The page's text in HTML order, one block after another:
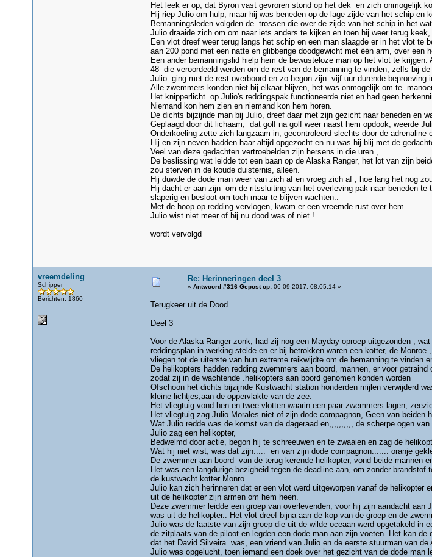
Het leek er op, dat Byron vast gevroren stond op het dek en zich onmogelijk
Hij riep Julio om hulp, maar hij was beneden op de lage zijde van het schip
Bemanningsleden volgden de trossen die over de zijde van het schip in het
Julio draaide zich om om naar iets anders te kijken en toen hij weer terug
Een vlot dreef weer terug langs het schip en een man slaagde er in het vlot te
aan 200 pond met een natte en glibberige doodgewicht met één arm, over een
Een ander bemanningslid hielp hem de bewusteloze man op het vlot te
48 die veroordeeld werden om de rest van de bemanning te vinden, zelfs bij
Julio ging met de rest overboord en zo begon zijn vijf uur durende
Alle zwemmers konden niet bij elkaar blijven, het was onmogelijk om te
Het knipperlicht op Julio's reddingspak functioneerde niet en had geen
Niemand kon hem zien en niemand kon hem horen.
De dichts bijzijnde man bij Julio, dreef daar met zijn gezicht naar beneden en
Geplaagd door dit lichaam, dat golf na golf weer naast hem opdook, weerde
Onderkoeling zette zich langzaam in, gecontroleerd slechts door de
Hij en zijn neven hadden haar altijd opgezocht en nu was hij blij met de
Veel van deze gedachten vertroebelden zijn hersens in die uren.,
De beslissing wat leidde tot een baan op de Alaska Ranger, het lot van zijn
zou sterven in de koude duisternis, alleen.
Hij duwde de dode man weer van zich af en vroeg zich af , hoe lang het nog
Hij dacht er aan zijn om de ritssluiting van het overleving pak naar beneden
slaperig en besloot om toch maar te blijven wachten..
Met de hoop op redding vervlogen, kwam er een vreemde rust over hem.
Julio wist niet meer of hij nu dood was of niet !
wordt vervolgd
vreemdeling
Schipper
Berichten: 1860
Re: Herinneringen deel 3
« Antwoord #316 Gepost op:06-09-2017, 08:05:14 »
Terugkeer uit de Dood
Deel 3
Voor de Alaska Ranger zonk, had zij nog een Mayday oproep uitgezonden ,
reddingsplan in werking stelde en er bij betrokken waren een kotter, de
vliegen tot de uiterste van hun extreme reikwijdte om de bemanning te vinden
De helikopters hadden redding zwemmers aan boord, mannen, er voor
zodat zij in de wachtende .helikopters aan boord genomen konden worden
Ofschoon het dichts bijzijnde Kustwacht station honderden mijlen verwijderd
kleine lichtjes,aan de oppervlakte van de zee.
Het vliegtuig vond hen en twee vlotten waarin een paar zwemmers lagen,
Het vliegtuig zag Julio Morales niet of zijn dode compagnon, Geen van beiden
Wat Julio redde was de komst van de dageraad en,,,,,,,,,, de scherpe ogen van
Julio zag een helikopter,
Bedwelmd door actie, begon hij te schreeuwen en te zwaaien en zag de
Wat hij niet wist, was dat zijn..... en van zijn dode compagnon....... oranje
De zwemmer aan boord van de terug kerende helikopter, vond beide mannen
Het was een langdurige bezigheid tegen de deadline aan, om zonder
de kustwacht kotter Monro.
Julio kan zich herinneren dat er een vlot werd uitgeworpen vanaf de
uit de helikopter zijn armen om hem heen.
Deze zwemmer leidde een groep van overlevenden, voor hij zijn aandacht
was uit de helikopter.. Het vlot dreef bijna aan de kop van de groep en de
Julio was de laatste van zijn groep die uit de wilde oceaan werd opgetakeld
de zitplaats van de piloot en legden een dode man aan zijn voeten. Het kan
dat het David Silveira was, een vriend van Julio en de eerste stuurman van de
Julio was opgelucht, toen iemand een doek over het gezicht van de dode man